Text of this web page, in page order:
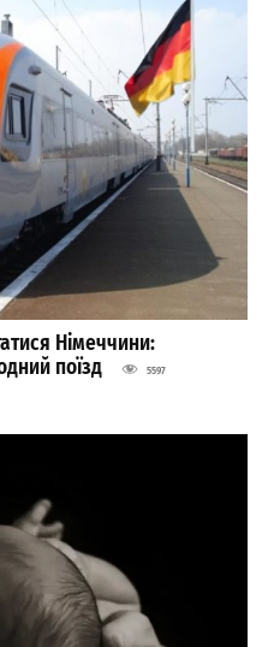
Німеччини:
поїзд
5597